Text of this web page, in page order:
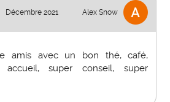
Décembre 2021 Alex Snow
amis avec un bon thé, café,
accueil, super conseil, super